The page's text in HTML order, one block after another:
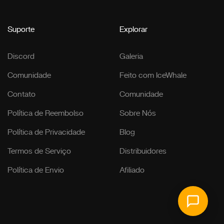
Suporte
Discord
Comunidade
Contato
Política de Reembolso
Política de Privacidade
Termos de Serviço
Política de Envio
Explorar
Galeria
Feito com IceWhale
Comunidade
Sobre Nós
Blog
Distribuidores
Afiliado